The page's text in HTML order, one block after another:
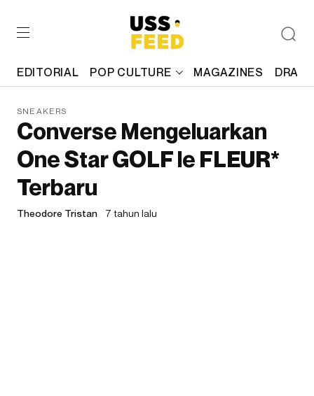
EDITORIAL POP CULTURE MAGAZINES
SNEAKERS
Converse Mengeluarkan
One Star GOLF le FLEUR*
Terbaru
Theodore Tristan 7 tahun lalu